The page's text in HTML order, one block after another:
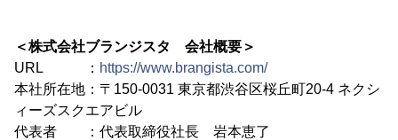
＜株式会社ブランジスタ 会社概要＞
URL ： https://www.brangista.com/
本社所在地：〒150-0031 東京都渋谷区桜丘町20-4 ネクシ
ィーズスクエアビル
代表者 ：代表取締役社長 岩本恵了